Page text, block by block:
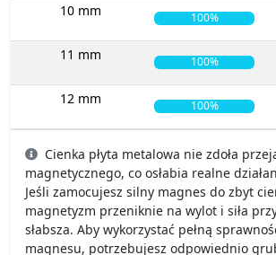
10 mm 100%
11 mm 100%
12 mm 100%
Cienka płyta metalowa nie zdoła
magnetycznego, co osłabia realne
Jeśli zamocujesz silny magnes do zbyt
magnetyzm przeniknie na wylot i siła
słabsza. Aby wykorzystać pełną
magnesu, potrzebujesz odpowiednio